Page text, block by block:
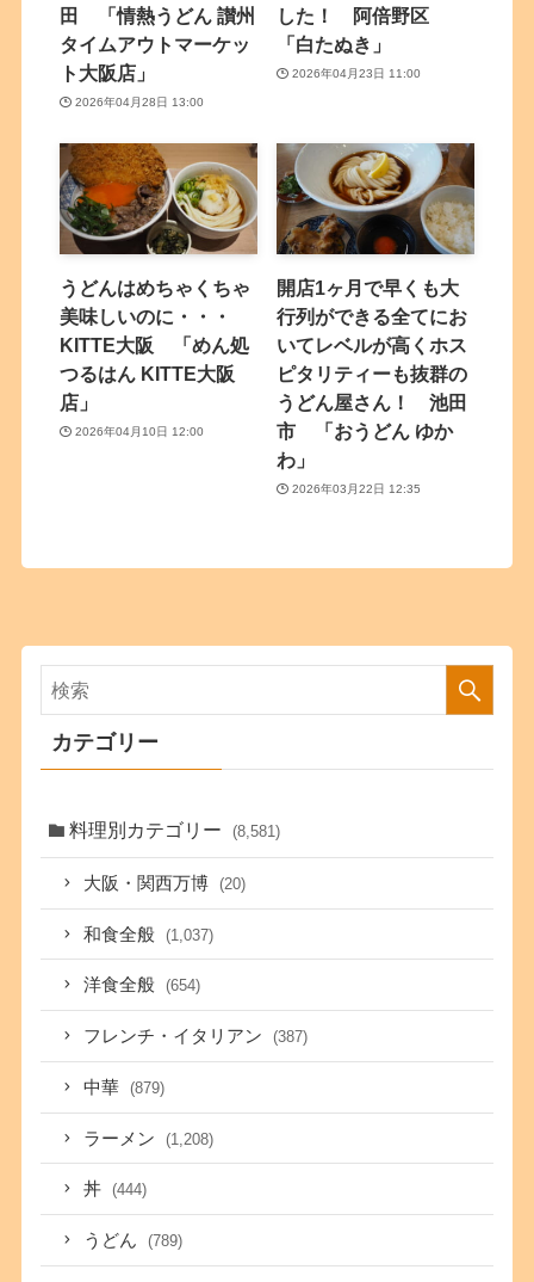
田 「情熱うどん 讃州
タイムアウトマーケッ
ト大阪店」
2026年04月28日 13:00
した！ 阿倍野区
「白たぬき」
2026年04月23日 11:00
うどんはめちゃくちゃ
美味しいのに・・・
KITTE大阪 「めん処
つるはん KITTE大阪
店」
2026年04月10日 12:00
開店1ヶ月で早くも大
行列ができる全てにお
いてレベルが高くホス
ピタリティーも抜群の
うどん屋さん！ 池田
市 「おうどん ゆか
わ」
2026年03月22日 12:35
カテゴリー
料理別カテゴリー (8,581)
大阪・関西万博 (20)
和食全般 (1,037)
洋食全般 (654)
フレンチ・イタリアン (387)
中華 (879)
ラーメン (1,208)
丼 (444)
うどん (789)